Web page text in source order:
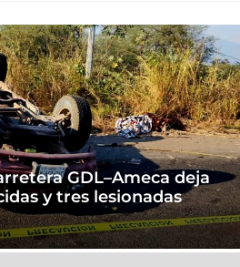
GDL–Ameca deja
y tres lesionadas